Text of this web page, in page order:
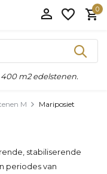
0
m2 edelstenen.
M Mariposiet
stabiliserende
periodes van